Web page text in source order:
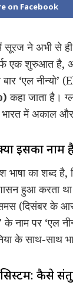
on Facebook
ने अभी से ही
एक शुरुआत
बार ‘एल
कहा जाता है।
में अकाल
इसका नाम है
भाषा का शब्द है,
हुआ करता
(दिसंबर के
के नाम पर ‘एल
के साथ-साथ
सिस्टम: कैसे